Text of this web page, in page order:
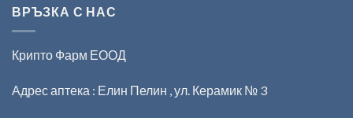
ВРЪЗКА С НАС
Крипто Фарм ЕООД
Адрес аптека : Елин Пелин , ул. Керамик № 3